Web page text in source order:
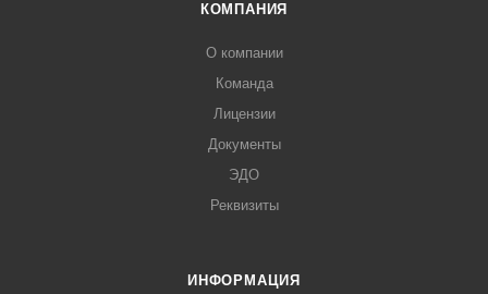
КОМПАНИЯ
О компании
Команда
Лицензии
Документы
ЭДО
Реквизиты
ИНФОРМАЦИЯ